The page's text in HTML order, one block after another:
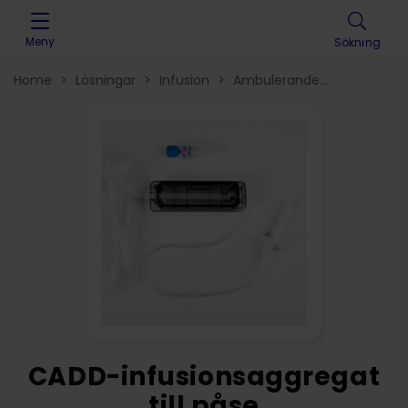
Skip to content
Meny Sökning
Home > Lösningar > Infusion > Ambulerande
CADD-infusionsaggregat